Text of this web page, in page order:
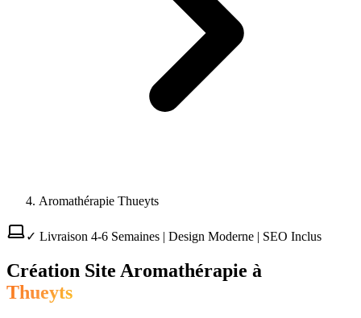
Aromathérapie Thueyts
✓ Livraison 4-6 Semaines | Design Moderne | SEO Inclus
Création Site Aromathérapie à
Thueyts